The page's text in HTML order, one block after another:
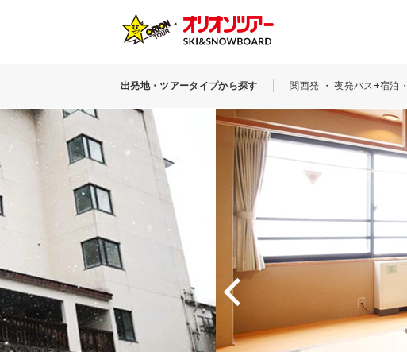
出発地・ツアータイプから探す 関西発 ・ 夜発バス+宿泊